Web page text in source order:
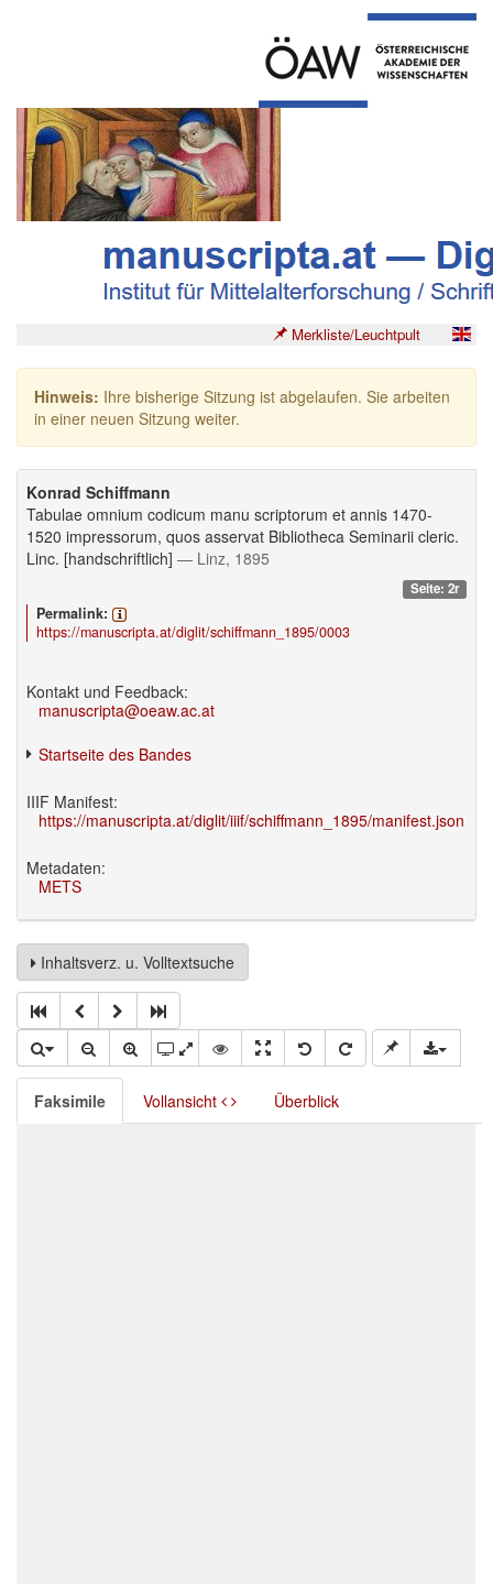
Merkliste/Leuchtpult
Hinweis: Ihre bisherige Sitzung ist abgelaufen. Sie arbeiten
in einer neuen Sitzung weiter.
Konrad Schiffmann
Tabulae omnium codicum manu scriptorum et annis 1470-
1520 impressorum, quos asservat Bibliotheca Seminarii cleric.
Linc. [handschriftlich] — Linz, 1895
Seite: 2r
Permalink:
https://manuscripta.at/diglit/schiffmann_1895/0003
Kontakt und Feedback:
manuscripta@oeaw.ac.at
Startseite des Bandes
IIIF Manifest:
https://manuscripta.at/diglit/iiif/schiffmann_1895/manifest.json
Metadaten:
METS
Inhaltsverz. u. Volltextsuche
Faksimile Vollansicht Überblick